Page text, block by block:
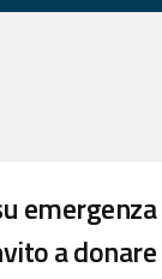
a donare